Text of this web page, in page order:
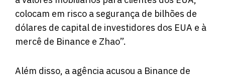
colocam em risco a segurança de bilhões de
dólares de capital de investidores dos EUA e à
mercê de Binance e Zhao”.
Além disso, a agência acusou a Binance de